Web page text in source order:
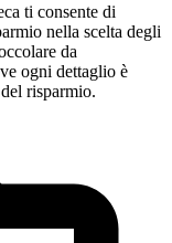
ti consente di
nella scelta degli
da
ogni dettaglio è
risparmio.